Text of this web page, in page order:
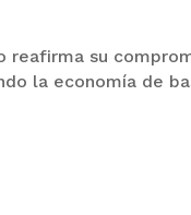
reafirma su
la economía de